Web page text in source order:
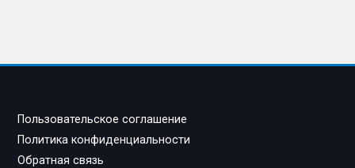
Пользовательское соглашение
Политика конфиденциальности
Обратная связь